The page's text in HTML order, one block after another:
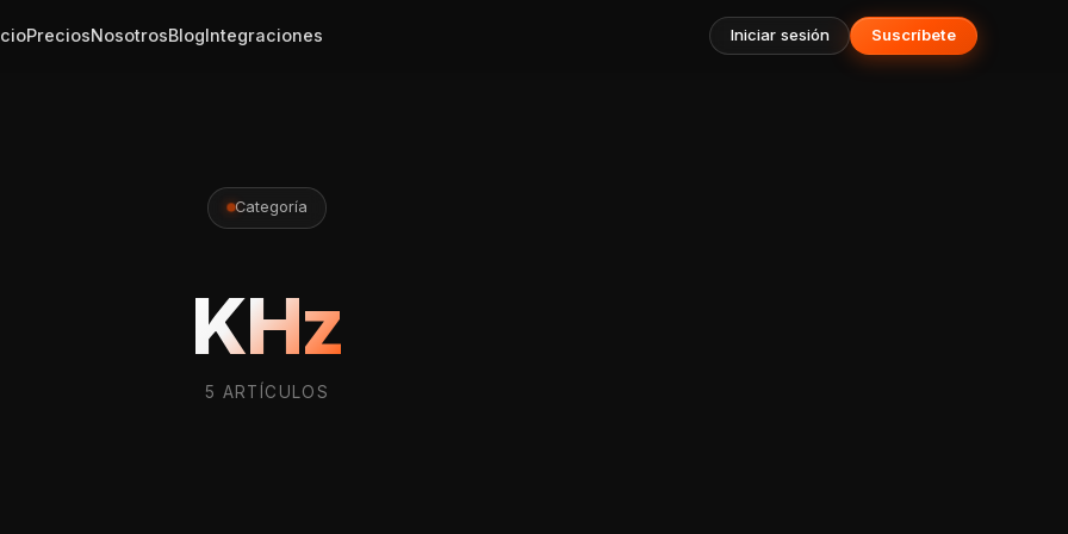
PreciosNosotrosBlogIntegraciones Iniciar sesión Suscríbete
Categoría
KHz
5 ARTÍCULOS